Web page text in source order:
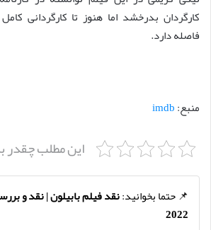
کارگردان بدرخشد اما هنوز تا کارگردانی
فاصله دارد.
منبع:imdb
این مطلب چقدر
📌 حتما بخوانید:
2022